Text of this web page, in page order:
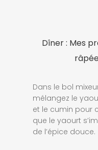
Dîner : Mes
Dans le bol
mélangez le
et le cumin pour
que le yaourt
de l’épice douce.